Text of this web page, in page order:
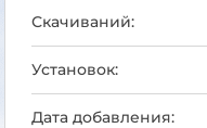
Скачиваний:
Установок:
Дата добавления: